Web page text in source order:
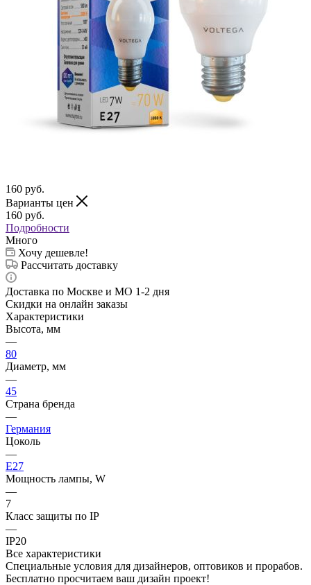
160 руб.
Варианты цен
160 руб.
Подробности
Много
Хочу дешевле!
Рассчитать доставку
Доставка по Москве и МО 1-2 дня
Скидки на онлайн заказы
Характеристики
Высота, мм
—
80
Диаметр, мм
—
45
Страна бренда
—
Германия
Цоколь
—
E27
Мощность лампы, W
—
7
Класс защиты по IP
—
IP20
Все характеристики
Специальные условия для дизайнеров, оптовиков и прорабов.
Бесплатно просчитаем ваш дизайн проект!